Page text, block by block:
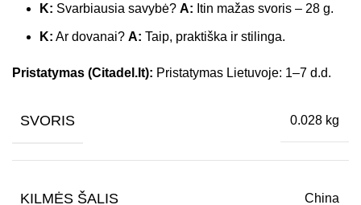
K: Svarbiausia savybė? A: Itin mažas svoris – 28 g.
K: Ar dovanai? A: Taip, praktiška ir stilinga.
Pristatymas (Citadel.lt): Pristatymas Lietuvoje: 1–7 d.d.
SVORIS 0.028 kg
KILMĖS ŠALIS China